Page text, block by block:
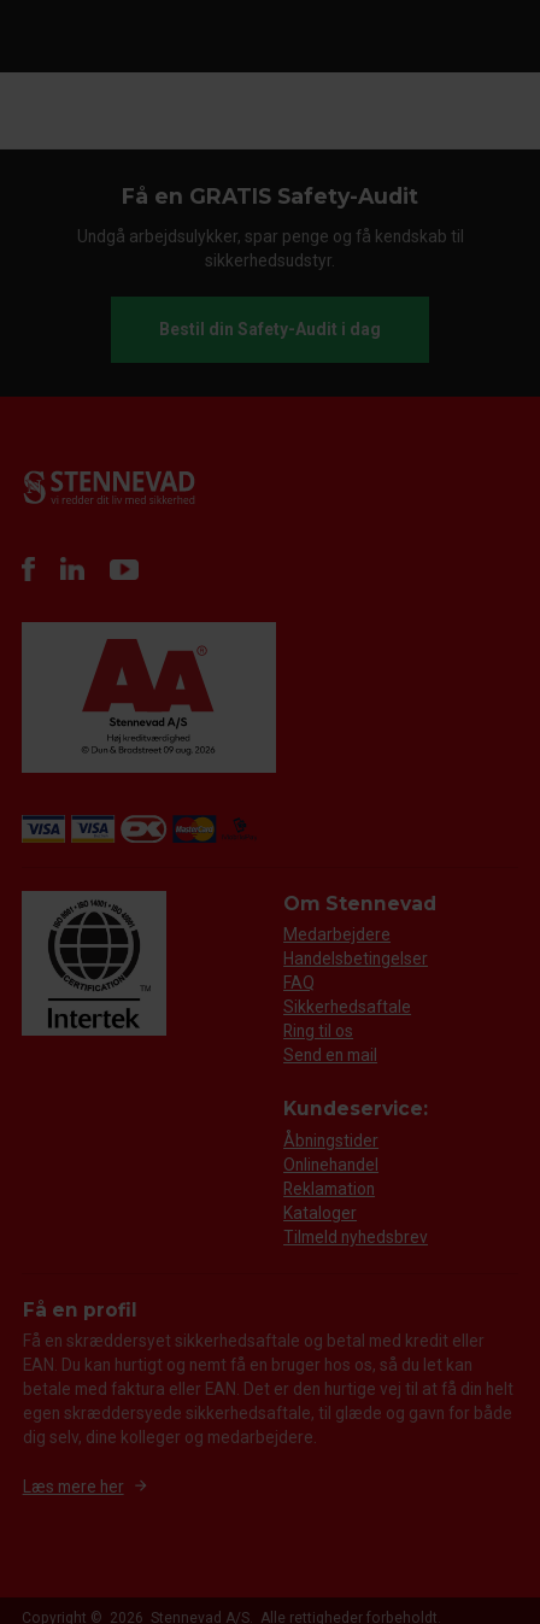
Få en GRATIS Safety-Audit
Undgå arbejdsulykker, spar penge og få kendskab til
sikkerhedsudstyr.
Bestil din Safety-Audit i dag
Om Stennevad
Medarbejdere
Handelsbetingelser
FAQ
Sikkerhedsaftale
Ring til os
Send en mail
Kundeservice:
Åbningstider
Onlinehandel
Reklamation
Kataloger
Tilmeld nyhedsbrev
Få en profil
Få en skræddersyet sikkerhedsaftale og betal med kredit eller
EAN. Du kan hurtigt og nemt få en bruger hos os, så du let kan
betale med faktura eller EAN. Det er den hurtige vej til at få din helt
egen skræddersyede sikkerhedsaftale, til glæde og gavn for både
dig selv, dine kolleger og medarbejdere.
Læs mere her
Copyright © 2026 Stennevad A/S. Alle rettigheder forbeholdt.